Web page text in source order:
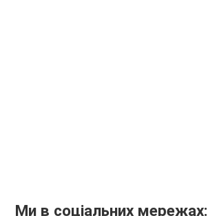
Ми в соціальних мережах: